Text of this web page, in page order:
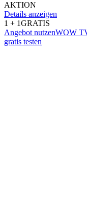
AKTION
Details anzeigen
1 + 1GRATIS
Angebot nutzenWOW
gratis testen